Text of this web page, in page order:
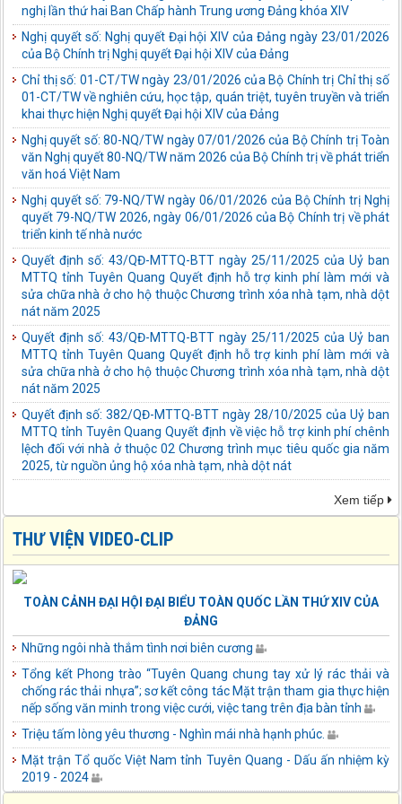
Nghị quyết số: 79-NQ/TW ngày 06/01/2026 của Bộ Chính trị Nghị
quyết 79-NQ/TW 2026, ngày 06/01/2026 của Bộ Chính trị về phát
triển kinh tế nhà nước
Quyết định số: 43/QĐ-MTTQ-BTT ngày 25/11/2025 của Uỷ ban
MTTQ tỉnh Tuyên Quang Quyết định hỗ trợ kinh phí làm mới và
sửa chữa nhà ở cho hộ thuộc Chương trình xóa nhà tạm, nhà dột
nát năm 2025
Quyết định số: 43/QĐ-MTTQ-BTT ngày 25/11/2025 của Uỷ ban
MTTQ tỉnh Tuyên Quang Quyết định hỗ trợ kinh phí làm mới và
sửa chữa nhà ở cho hộ thuộc Chương trình xóa nhà tạm, nhà dột
nát năm 2025
Quyết định số: 382/QĐ-MTTQ-BTT ngày 28/10/2025 của Uỷ ban
MTTQ tỉnh Tuyên Quang Quyết định về việc hỗ trợ kinh phí chênh
lệch đối với nhà ở thuộc 02 Chương trình mục tiêu quốc gia năm
2025, từ nguồn ủng hộ xóa nhà tạm, nhà dột nát
Loại khác số: LỜI KÊU GỌI ngày 10/10/2025 của Uỷ ban MTTQ
tỉnh Tuyên Quang LỜI KÊU GỌI ỦNG HỘ ĐỒNG BÀO BỊ THIỆT HẠI
DO BÃO SỐ 10 GÂY RA Hưởng ứng Lời kêu gọi của Đoàn Chủ tịch
Ủy ban Trung ương MTTQ Việt Nam về việc vận động ủng hộ đồng
bào khắc phục thiệt hại do cơn bão số 10 gây ra; được sự nhất trí
của Thường trực Tỉnh ủy; Ủy ban Mặt trận Tổ quốc Việt Nam tỉnh
Tuyên Quang kêu gọi các cơ quan, đơn vị, tổ chức, doanh nghiệp,
cán bộ, chiến sĩ, công chức, viên chức, người lao động, nhà hảo
tâm, Nhân dân trong và ngoài tỉnh phát huy truyền thống đoàn
kết, “tương thân, tương ái”, biến khó khăn thành sức mạnh, bằng
chia, hỗ trợ, động viên cả về vật chất và tinh thần, giúp đỡ Nhân
định cuộc sống, khôi phục sản xuất, kinh doanh. Với tinh thần
“nhường cơm sẻ áo”, người có của góp của, người có công góp
công, có ít góp ít, có nhiều góp nhiều (mức phấn đấu chung là: cán
bộ, công chức, viên chức, chiến sĩ lực lượng vũ trang, người hưởng
lương từ
Quyết định số: 319/QĐ-MTTQ-BVĐCT ngày 07/10/2025 của Uỷ
ban MTTQ tỉnh Tuyên Quang Quyết định về việc mua nước uống,
nhu yếu phẩm thiết yếu hỗ trợ Nhân dân bị ảnh hưởng do bão số
10 gây ra (đợt 5)
Quyết định số: 316/QĐ-MTTQ-BVĐCT ngày 05/10/2025 của Uỷ
ban MTTQ tỉnh Tuyên Quang Quyết định về việc mua nước uống,
nhu yếu phẩm thiết yếu hỗ trợ Nhân dân bị ảnh hưởng do bão số
10 gây ra (đợt 4)
Hướng dẫn số: 07/KH-MTTQ-BTT ngày 17/09/2025 của Uỷ ban
Xem tiếp
THƯ VIỆN VIDEO-CLIP
TOÀN CẢNH ĐẠI HỘI ĐẠI BIỂU TOÀN QUỐC LẦN THỨ XIV CỦA
ĐẢNG
Những ngôi nhà thắm tình nơi biên cương
Tổng kết Phong trào “Tuyên Quang chung tay xử lý rác thải và
chống rác thải nhựa”; sơ kết công tác Mặt trận tham gia thực hiện
nếp sống văn minh trong việc cưới, việc tang trên địa bàn tỉnh
Triệu tấm lòng yêu thương - Nghìn mái nhà hạnh phúc.
Mặt trận Tổ quốc Việt Nam tỉnh Tuyên Quang - Dấu ấn nhiệm kỳ
2019 - 2024